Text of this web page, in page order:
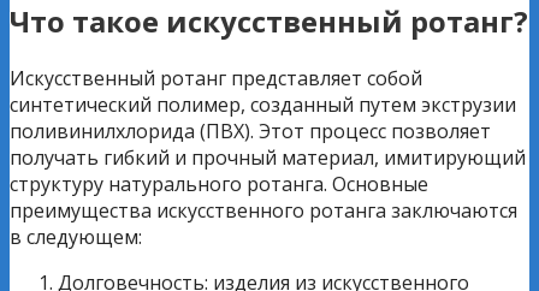
Что такое искусственный ротанг?
Искусственный ротанг представляет собой
синтетический полимер, созданный путем экструзии
поливинилхлорида (ПВХ). Этот процесс позволяет
получать гибкий и прочный материал, имитирующий
структуру натурального ротанга. Основные
преимущества искусственного ротанга заключаются
в следующем:
Долговечность: изделия из искусственного